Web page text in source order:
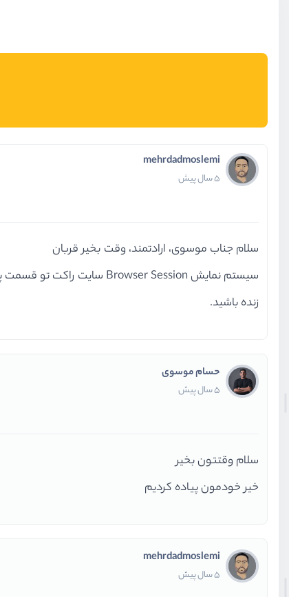
mehrdadmoslemi
5 سال پیش
سلام جناب موسوی، ارادتمند، وقت بخیر قربان
سیستم نمایش Browser Session سایت راکت تو قسمت پروفایل کاربر، بوسیله جت استریم پیاده سازی شده؟
زنده باشید.
حسام موسوی
5 سال پیش
سلام وقتتون بخیر
خیر خودمون پیاده کردیم
mehrdadmoslemi
5 سال پیش